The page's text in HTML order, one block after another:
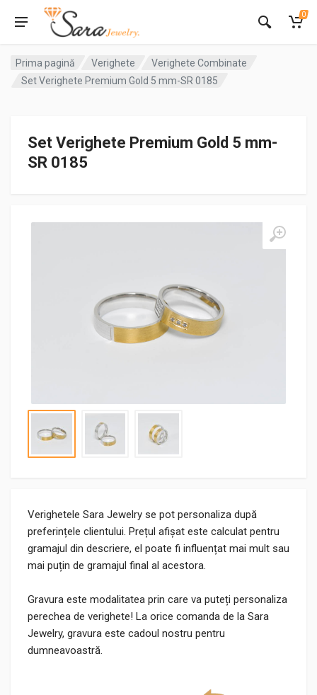
0
Prima pagină Verighete
Verighete Combinate
Set Verighete Premium Gold 5 mm-SR 0185
Set Verighete Premium Gold 5 mm-
SR 0185
Verighetele Sara Jewelry se pot personaliza după
preferințele clientului. Prețul afișat este calculat pentru
gramajul din descriere, el poate fi influențat mai mult sau
mai puțin de gramajul final al acestora.
Gravura este modalitatea prin care va puteți personaliza
perechea de verighete! La orice comanda de la Sara
Jewelry, gravura este cadoul nostru pentru
dumneavoastră.